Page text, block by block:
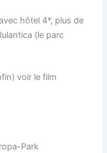
hôtel 4*, plus de
(le parc
voir le film
Park